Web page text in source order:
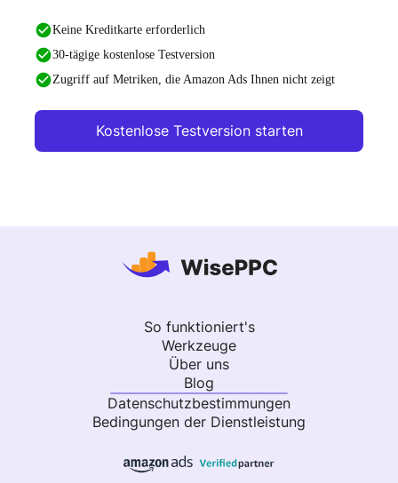
Keine Kreditkarte erforderlich
30-tägige kostenlose Testversion
Zugriff auf Metriken, die Amazon Ads Ihnen nicht zeigt
Kostenlose Testversion starten
So funktioniert's
Werkzeuge
Über uns
Blog
Datenschutzbestimmungen
Bedingungen der Dienstleistung